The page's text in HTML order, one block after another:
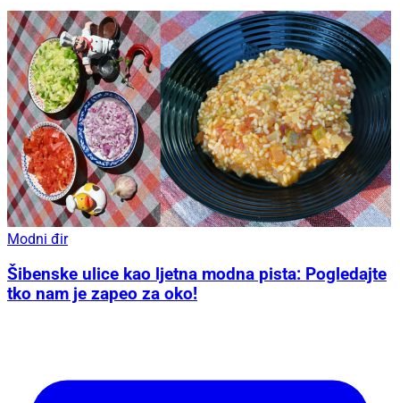
Modni đir
Šibenske ulice kao ljetna modna pista: Pogledajte
tko nam je zapeo za oko!